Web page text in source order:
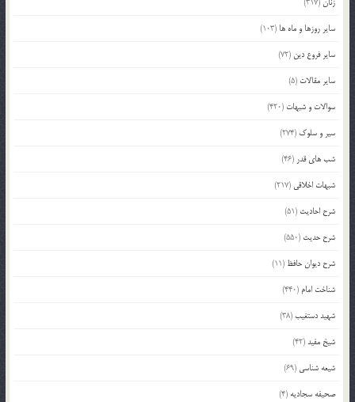
سایر روزها و ماه ها (103)
سایر فروع دین (72)
سایر مقالات (5)
سوالات و شبهات (420)
سیر و سلوک (274)
شب های قدر (46)
شبهات اخلاقی (217)
شرح احادیث (51)
شرح حدیث (550)
شرح دیوان حافظ (11)
شناخت امام (440)
شهید دستغیب(38)
شیخ مفید(42)
شیعه شناسی (69)
صحیفه سجادیه (4)